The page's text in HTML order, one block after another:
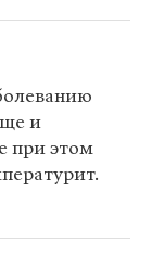
и
при этом